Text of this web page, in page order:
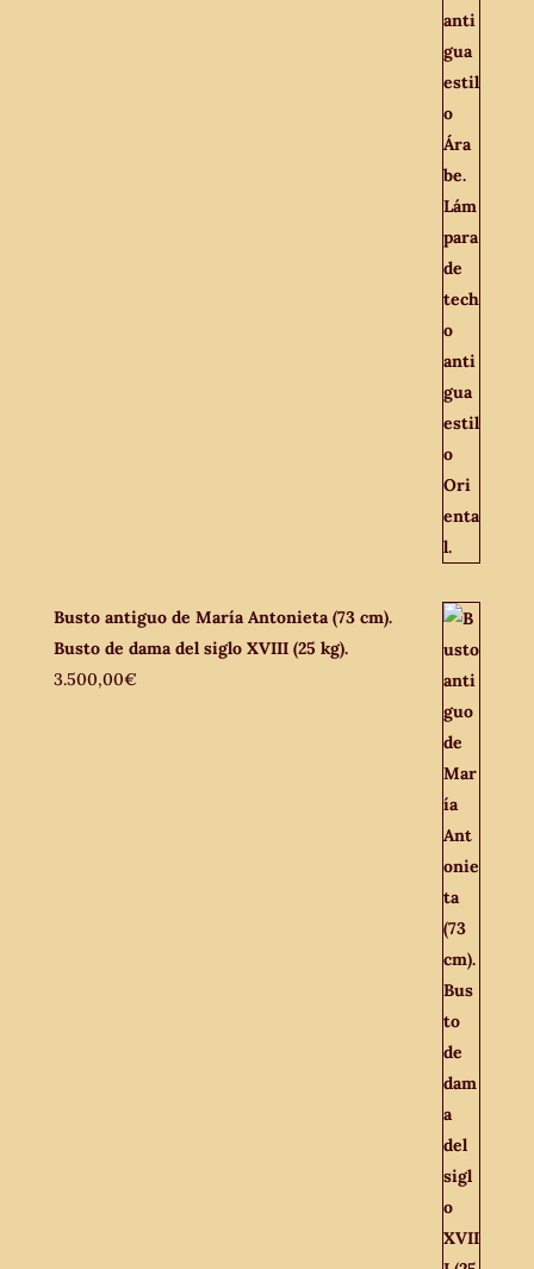
Busto antiguo de María Antonieta (73 cm).
Busto de dama del siglo XVIII (25 kg).
3.500,00€